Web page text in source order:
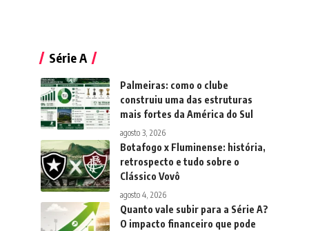
Série A
Palmeiras: como o clube
construiu uma das estruturas
mais fortes da América do Sul
agosto 3, 2026
Botafogo x Fluminense: história,
retrospecto e tudo sobre o
Clássico Vovô
agosto 4, 2026
Quanto vale subir para a Série A?
O impacto financeiro que pode